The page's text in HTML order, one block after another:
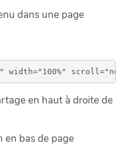
dans une page
en haut à droite de
en bas de page